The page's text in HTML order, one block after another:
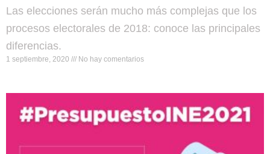
Las elecciones serán mucho más complejas que los
procesos electorales de 2018: conoce las principales
diferencias.
1 septiembre, 2020 No hay comentarios